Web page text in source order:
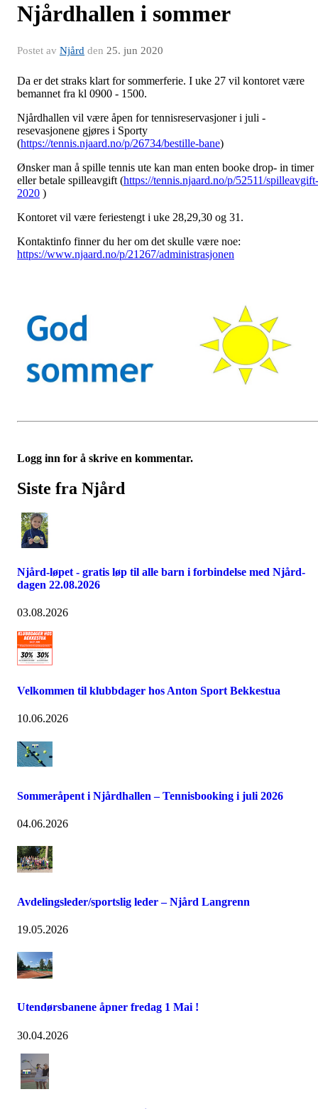
Njårdhallen i sommer
Postet av Njård den 25. jun 2020
Da er det straks klart for sommerferie. I uke 27 vil kontoret være
bemannet fra kl 0900 - 1500.
Njårdhallen vil være åpen for tennisreservasjoner i juli -
resevasjonene gjøres i Sporty
(https://tennis.njaard.no/p/26734/bestille-bane)
Ønsker man å spille tennis ute kan man enten booke drop- in timer
eller betale spilleavgift (https://tennis.njaard.no/p/52511/spilleavgift-
2020 )
Kontoret vil være feriestengt i uke 28,29,30 og 31.
Kontaktinfo finner du her om det skulle være noe:
https://www.njaard.no/p/21267/administrasjonen
Logg inn for å skrive en kommentar.
Siste fra Njård
Njård-løpet - gratis løp til alle barn i forbindelse med Njård-
dagen 22.08.2026
03.08.2026
Velkommen til klubbdager hos Anton Sport Bekkestua
10.06.2026
Sommeråpent i Njårdhallen – Tennisbooking i juli 2026
04.06.2026
Avdelingsleder/sportslig leder – Njård Langrenn
19.05.2026
Utendørsbanene åpner fredag 1 Mai !
30.04.2026